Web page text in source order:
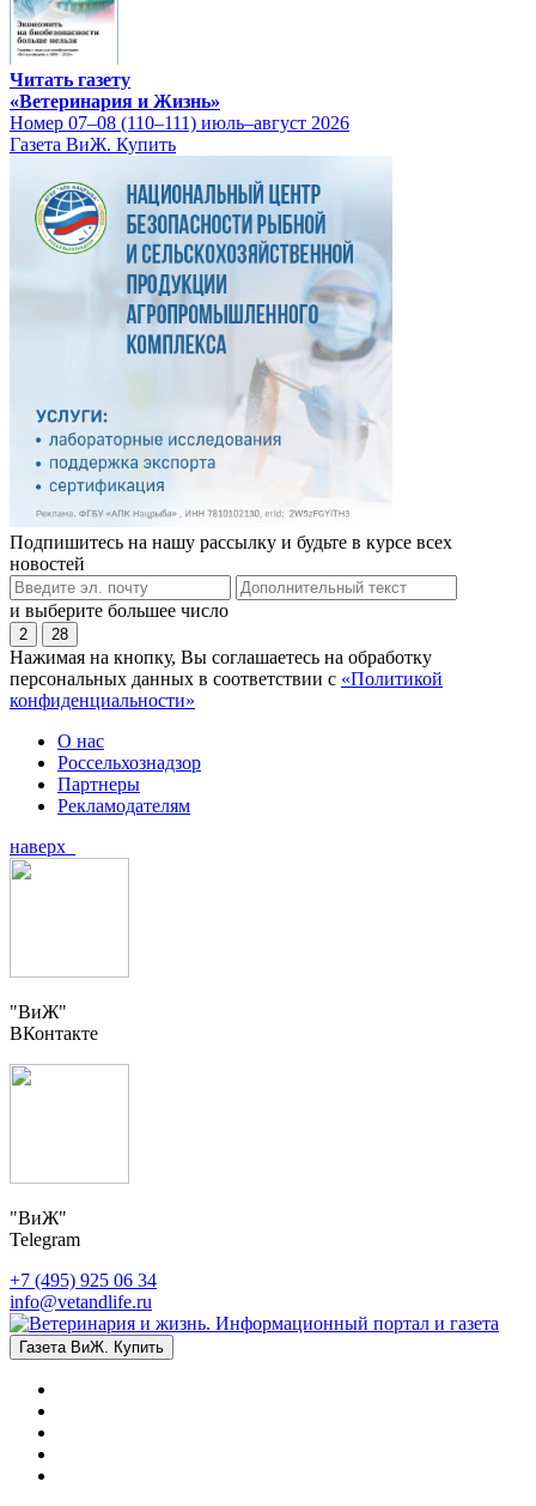
Читать газету
«Ветеринария и Жизнь»
Номер 07–08 (110–111) июль–август 2026
Газета ВиЖ. Купить
Подпишитесь на нашу рассылку и будьте в курсе всех
новостей
и выберите большее число
2 28
Нажимая на кнопку, Вы соглашаетесь на обработку
персональных данных в соответствии с «Политикой
конфиденциальности»
О нас
Россельхознадзор
Партнеры
Рекламодателям
наверх
"ВиЖ"
ВКонтакте
"ВиЖ"
Telegram
+7 (495) 925 06 34
info@vetandlife.ru
Газета ВиЖ. Купить